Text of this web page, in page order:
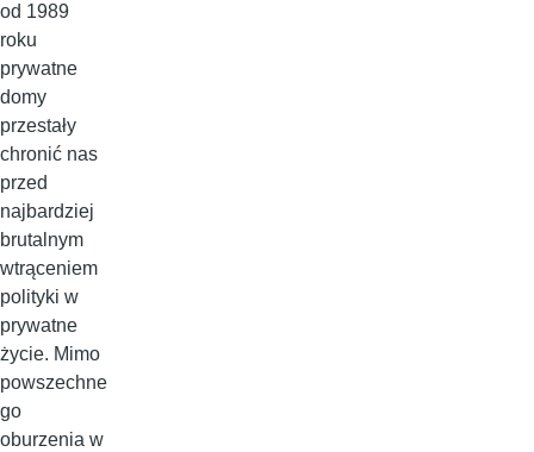
od 1989
roku
prywatne
domy
przestały
chronić nas
przed
najbardziej
brutalnym
wtrąceniem
polityki w
prywatne
życie. Mimo
powszechne
go
oburzenia w